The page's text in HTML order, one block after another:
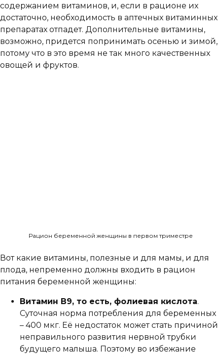
содержанием витаминов, и, если в рационе их
достаточно, необходимость в аптечных витаминных
препаратах отпадет. Дополнительные витамины,
возможно, придется попринимать осенью и зимой,
потому что в это время не так много качественных
овощей и фруктов.
Рацион беременной женщины в первом триместре
Вот какие витамины, полезные и для мамы, и для
плода, непременно должны входить в рацион
питания беременной женщины:
Витамин В9, то есть, фолиевая кислота.
Суточная норма потребления для беременных
– 400 мкг. Её недостаток может стать причиной
неправильного развития нервной трубки
будущего малыша. Поэтому во избежание